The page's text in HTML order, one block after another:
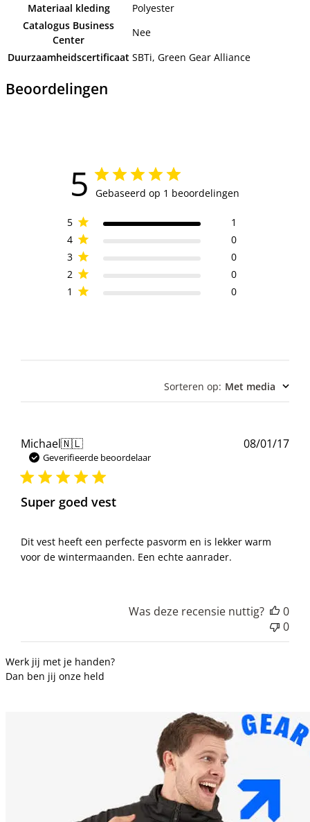
Materiaal kleding
Polyester
Catalogus Business
Center
Nee
Duurzaamheidscertificaat SBTi, Green Gear Alliance
Beoordelingen
5 Gebaseerd op 1 beoordelingen
5
1
4
0
3
0
2
0
1
0
Sorteren op: Met media
Michael🇳🇱
Geverifieerde beoordelaar
Super goed vest
Dit vest heeft een perfecte pasvorm en is lekker warm
voor de wintermaanden. Een echte aanrader.
08/01/17
Was deze recensie nuttig?
0
0
Werk jij met je handen?
Dan ben jij onze held